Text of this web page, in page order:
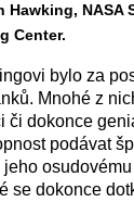
Hawking, NASA
Center.
bylo za
Mnohé z
či dokonce
podávat
se dokonce